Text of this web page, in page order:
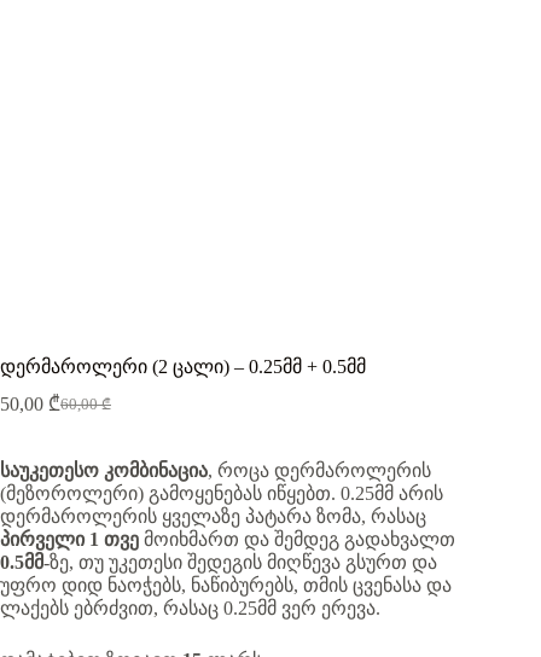
დერმაროლერი (2 ცალი) – 0.25მმ + 0.5მმ
60,00₾
Original
60,00 ₾.
50,00 ₾Current
50,00 ₾.
საუკეთესო კომბინაცია, როცა დერმაროლერის
(მეზოროლერი) გამოყენებას იწყებთ. 0.25მმ არის
დერმაროლერის ყველაზე პატარა ზომა, რასაც
პირველი 1 თვე მოიხმართ და შემდეგ გადახვალთ
0.5მმ-ზე, თუ უკეთესი შედეგის მიღწევა გსურთ და
უფრო დიდ ნაოჭებს, ნაწიბურებს, თმის ცვენასა და
ლაქებს ებრძვით, რასაც 0.25მმ ვერ ერევა.